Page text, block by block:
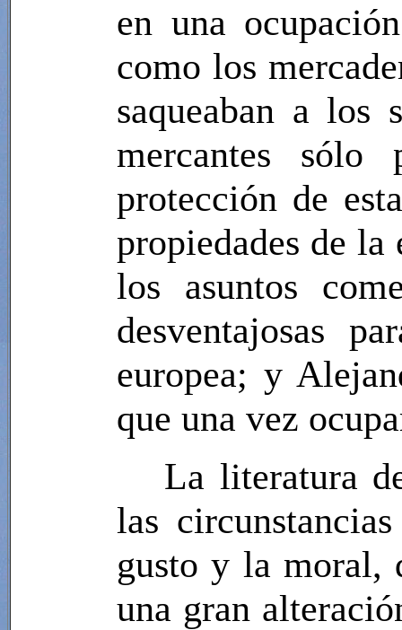
en una
como los
saqueaban a los
mercantes sólo
protección de
propiedades de la
los asuntos
desventajosas
europea; y
que una vez
La literatura
las
gusto y la moral,
una gran